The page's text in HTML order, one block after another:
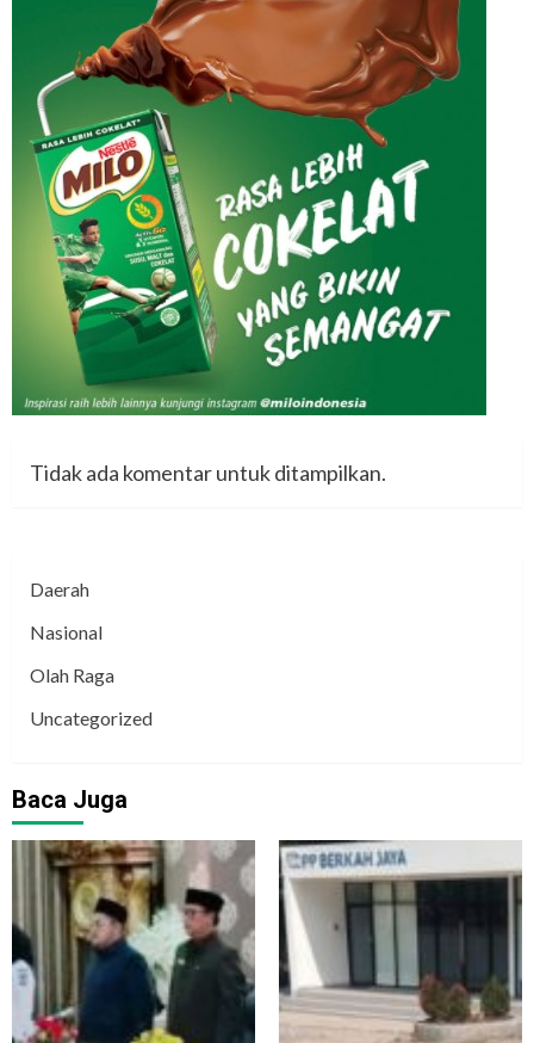
Tidak ada komentar untuk ditampilkan.
Daerah
Nasional
Olah Raga
Uncategorized
Baca Juga